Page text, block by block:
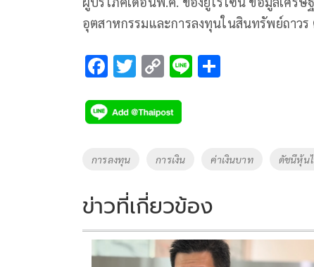
อุตสาหกรรมและการลงทุนในสินทรัพย์ถาวร
F
e
b
o
k
T
tt
er
C
p
y
Li
k
Li
Tags
การลงทุน การเงิน ค่าเงินบาท ดัชนีหุ้น
ข่าวที่เกี่ยวข้อง